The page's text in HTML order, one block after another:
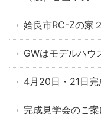
姶良市RC-Zの家
GWはモデルハウ
4月20日・21日
完成見学会のご案